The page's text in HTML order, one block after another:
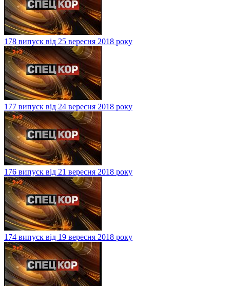
178 випуск від 25 вересня 2018 року
177 випуск від 24 вересня 2018 року
176 випуск від 21 вересня 2018 року
174 випуск від 19 вересня 2018 року